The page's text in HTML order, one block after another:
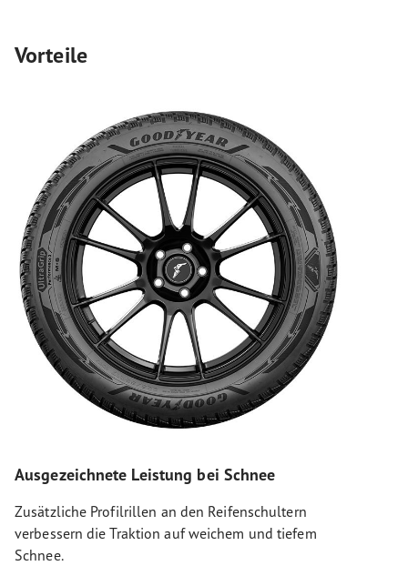
Vorteile
Ausgezeichnete Leistung bei Schnee
Zusätzliche Profilrillen an den Reifenschultern
verbessern die Traktion auf weichem und tiefem
Schnee.